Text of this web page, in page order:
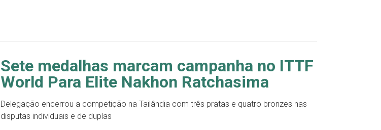
Sete medalhas marcam campanha no ITTF
World Para Elite Nakhon Ratchasima
Delegação encerrou a competição na Tailândia com três pratas e quatro bronzes nas
disputas individuais e de duplas